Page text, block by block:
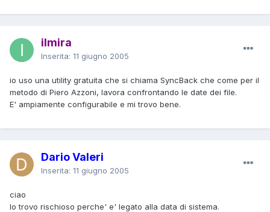
ilmira
Inserita: 11 giugno 2005
io uso una utility gratuita che si chiama SyncBack che come per il
metodo di Piero Azzoni, lavora confrontando le date dei file.
E' ampiamente configurabile e mi trovo bene.
Dario Valeri
Inserita: 11 giugno 2005
ciao
lo trovo rischioso perche' e' legato alla data di sistema.